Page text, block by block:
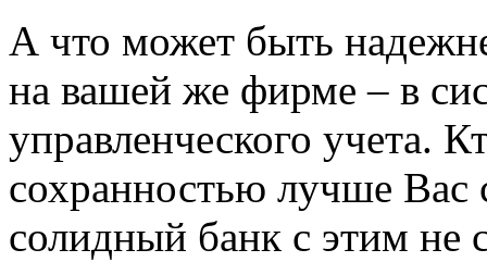
А что может быть
на вашей же фирме – в
управленческого учета.
сохранностью лучше
солидный банк с этим не